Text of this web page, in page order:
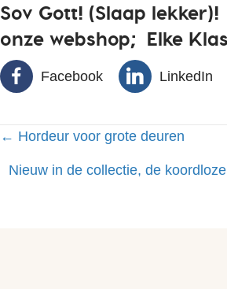
Sov Gott! (Slaap
onze webshop; Elke
Facebook LinkedIn
Posts
navigation
← Hordeur voor grote deuren
Nieuw in de collectie, de